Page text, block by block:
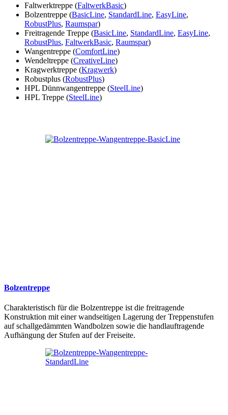
Faltwerktreppe (FaltwerkBasic)
Bolzentreppe (BasicLine, StandardLine, EasyLine,
RobustPlus, Raumspar)
Freitragende Treppe (BasicLine, StandardLine, EasyLine,
RobustPlus, FaltwerkBasic, Raumspar)
Wangentreppe (ComfortLine)
Wendeltreppe (CreativeLine)
Kragwerktreppe (Kragwerk)
Robustplus (RobustPlus)
HPL Dünnwangentreppe (SteelLine)
HPL Treppe (SteelLine)
Bolzentreppe
Charakteristisch für die Bolzentreppe ist die freitragende
Konstruktion mit einer wandseitigen Lagerung der Treppenstufen
auf schallgedämmten Wandbolzen sowie die handlauftragende
Aufhängung der Stufen auf der Freiseite.